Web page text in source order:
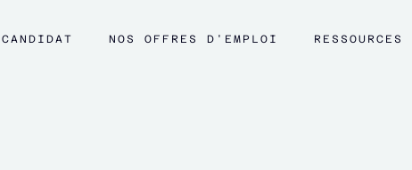
CANDIDAT NOS OFFRES D'EMPLOI RESSOURCES